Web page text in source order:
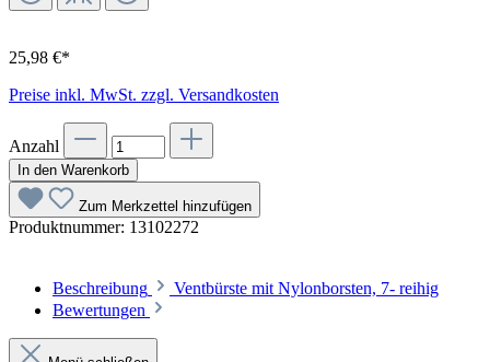
25,98 €*
Preise inkl. MwSt. zzgl. Versandkosten
Anzahl
In den Warenkorb
Zum Merkzettel hinzufügen
Produktnummer: 13102272
Beschreibung
Ventbürste mit Nylonborsten, 7- reihig
Bewertungen